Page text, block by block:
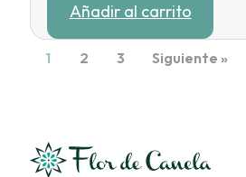
original
era:
4,10 €.
actual
es:
3,48 €.
Añadir al carrito
1 2 3 Siguiente »